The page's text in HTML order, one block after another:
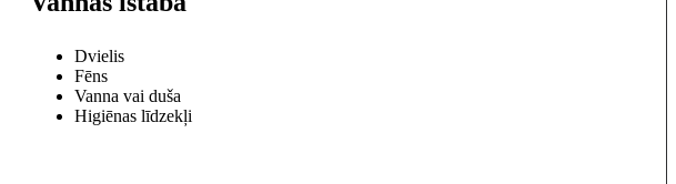
Dvielis
Fēns
Vanna vai duša
Higiēnas līdzekļi